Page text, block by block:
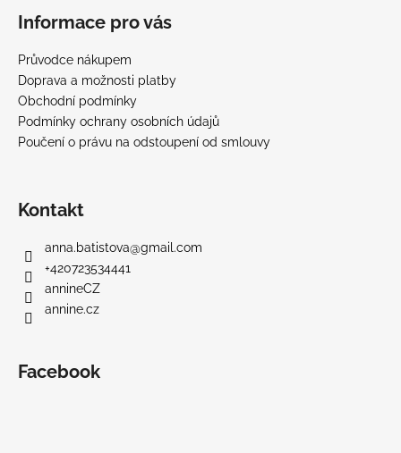
Informace pro vás
Průvodce nákupem
Doprava a možnosti platby
Obchodní podmínky
Podmínky ochrany osobních údajů
Poučení o právu na odstoupení od smlouvy
Kontakt
anna.batistova@gmail.com
+420723534441
annineCZ
annine.cz
Facebook